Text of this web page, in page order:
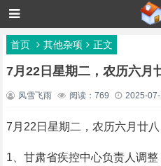
首页 其他杂项 正文
7月22日星期二，农历六月
风雪飞雨 阅读：769 2025-
7月22日星期二，农历六月廿
1、甘肃省疾控中心负责人调